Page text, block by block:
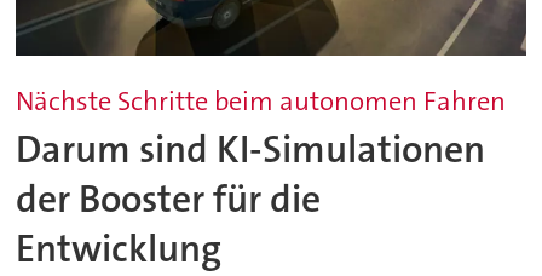
Nächste Schritte beim autonomen Fahren
Darum sind KI-Simulationen
der Booster für die
Entwicklung